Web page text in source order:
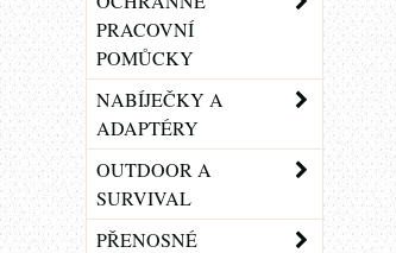
PRACOVNÍ
POMŮCKY
NABÍJEČKY A
ADAPTÉRY
OUTDOOR A
SURVIVAL
PŘENOSNÉ